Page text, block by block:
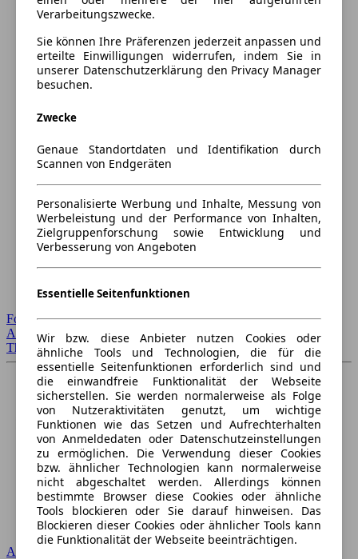
Forum Startseite
Alle Auto-Foren
Themen-Forum
Audi
Verarbeitungszwecke.
Sie können Ihre Präferenzen jederzeit anpassen und
erteilte Einwilligungen widerrufen, indem Sie in
unserer Datenschutzerklärung den Privacy Manager
besuchen.
Zwecke
Genaue Standortdaten und Identifikation durch
Scannen von Endgeräten
Personalisierte Werbung und Inhalte, Messung von
Werbeleistung und der Performance von Inhalten,
Zielgruppenforschung sowie Entwicklung und
Verbesserung von Angeboten
Essentielle Seitenfunktionen
Wir bzw. diese Anbieter nutzen Cookies oder
ähnliche Tools und Technologien, die für die
essentielle Seitenfunktionen erforderlich sind und
die einwandfreie Funktionalität der Webseite
sicherstellen. Sie werden normalerweise als Folge
von Nutzeraktivitäten genutzt, um wichtige
Funktionen wie das Setzen und Aufrechterhalten
von Anmeldedaten oder Datenschutzeinstellungen
zu ermöglichen. Die Verwendung dieser Cookies
bzw. ähnlicher Technologien kann normalerweise
nicht abgeschaltet werden. Allerdings können
bestimmte Browser diese Cookies oder ähnliche
Tools blockieren oder Sie darauf hinweisen. Das
Blockieren dieser Cookies oder ähnlicher Tools kann
die Funktionalität der Webseite beeinträchtigen.